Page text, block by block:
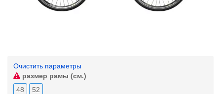
Очистить параметры
размер рамы (см.)
48
52